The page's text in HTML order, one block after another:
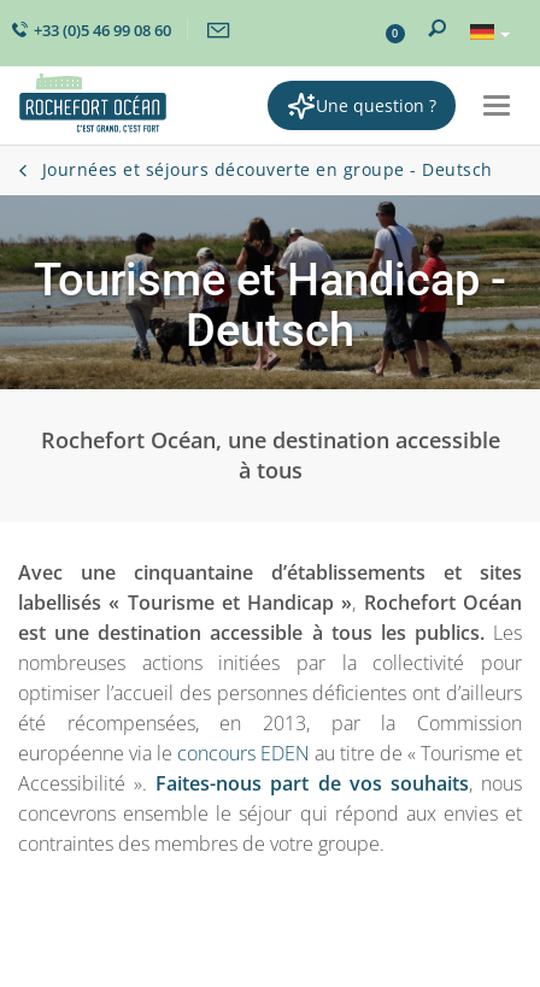
+33 (0)5 46 99 08 60 0
Une question ?
Journées et séjours découverte en groupe - Deutsch
Tourisme et Handicap -
Deutsch
Rochefort Océan, une destination accessible
à tous
Avec une cinquantaine d’établissements et sites
labellisés « Tourisme et Handicap », Rochefort Océan
est une destination accessible à tous les publics. Les
nombreuses actions initiées par la collectivité pour
optimiser l’accueil des personnes déficientes ont d’ailleurs
été récompensées, en 2013, par la Commission
européenne via le concours EDEN au titre de « Tourisme et
Accessibilité ». Faites-nous part de vos souhaits, nous
concevrons ensemble le séjour qui répond aux envies et
contraintes des membres de votre groupe.